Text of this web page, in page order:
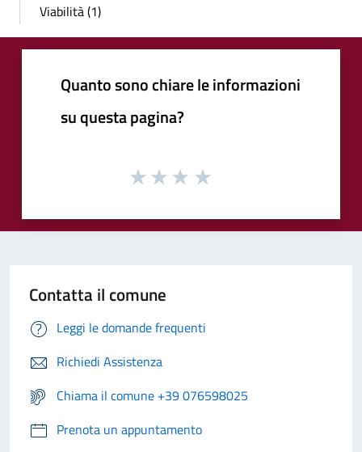
Viabilità (1)
Quanto sono chiare le informazioni
su questa pagina?
Contatta il comune
Leggi le domande frequenti
Richiedi Assistenza
Chiama il comune +39 076598025
Prenota un appuntamento